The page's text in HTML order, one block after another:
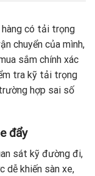
có tải trọng
chuyển của mình,
sắm chính xác
tra kỹ tải trọng
hợp sai số
đẩy
sát kỹ đường đi,
dễ khiến sàn xe,